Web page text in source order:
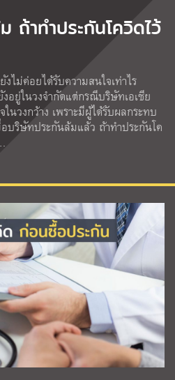
ถ้าทำประกันโควิดไว้
ไม่ค่อยได้รับความสนใจเท่าไร
อยู่ในวงจำกัดแต่กรณีบริษัทเอเชีย
นวงกว้าง เพราะมีผู้ได้รับผลกระทบ
บริษัทประกันล้มแล้ว ถ้าทำประกันโค